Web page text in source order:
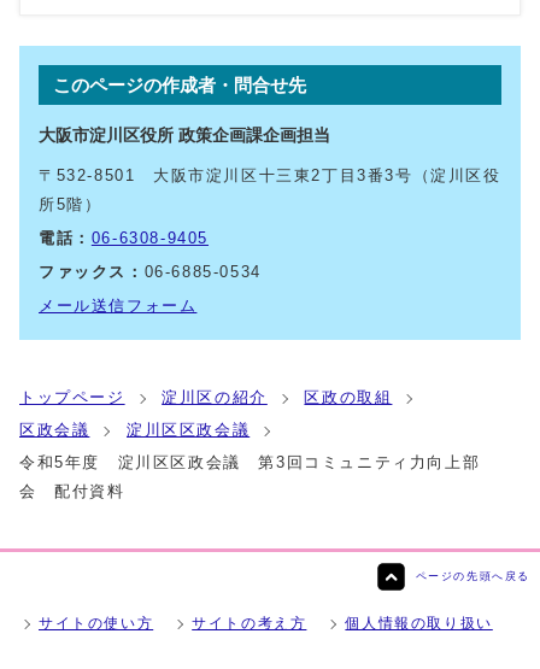
このページの作成者・問合せ先
大阪市淀川区役所 政策企画課企画担当
〒532-8501 大阪市淀川区十三東2丁目3番3号（淀川区役
所5階）
電話： 06-6308-9405
ファックス： 06-6885-0534
メール送信フォーム
トップページ 淀川区の紹介
区政の取組
区政会議
淀川区区政会議
令和5年度 淀川区区政会議 第3回コミュニティ力向上部
会 配付資料
ページの先頭へ戻る
サイトの使い方 サイトの考え方 個人情報の取り扱い